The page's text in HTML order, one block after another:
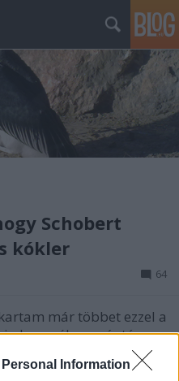
Information
Schobert
kókler
64
már többet ezzel a
de a mélyenszántó
küldetéstudat, a
a zseni” hozzáállás